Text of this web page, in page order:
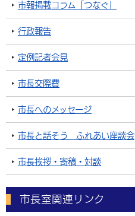
市報掲載コラム「つなぐ」
行政報告
定例記者会見
市長交際費
市長へのメッセージ
市長と話そう ふれあい座談会
市長挨拶・寄稿・対談
市長室関連リンク